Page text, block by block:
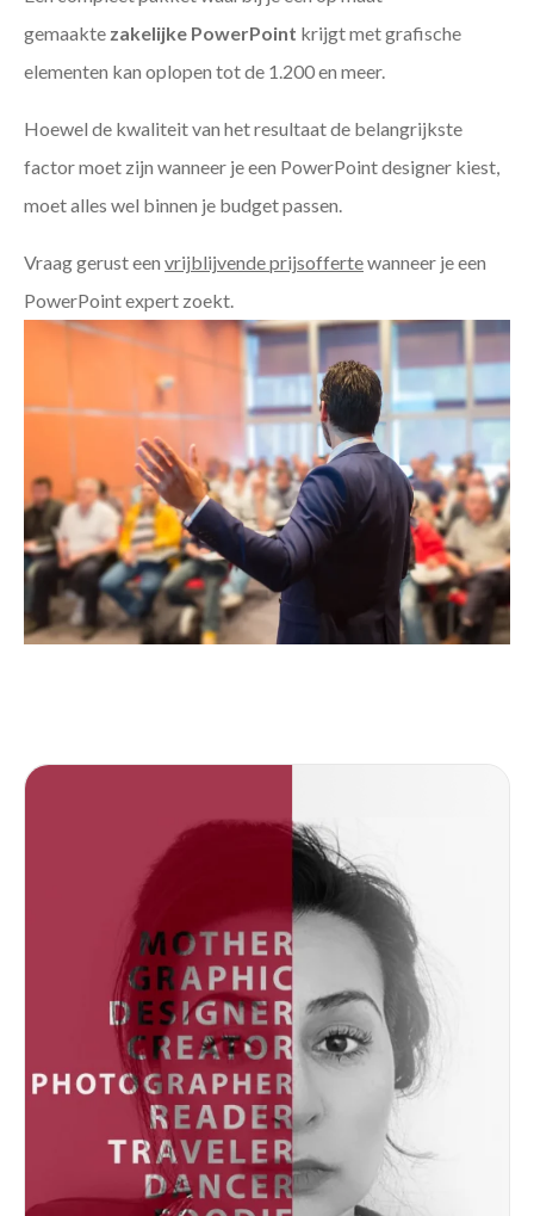
gemaakte zakelijke PowerPoint krijgt met grafische
elementen kan oplopen tot de 1.200 en meer.
Hoewel de kwaliteit van het resultaat de belangrijkste
factor moet zijn wanneer je een PowerPoint designer kiest,
moet alles wel binnen je budget passen.
Vraag gerust een vrijblijvende prijsoffertewanneer je een
PowerPoint expert zoekt.